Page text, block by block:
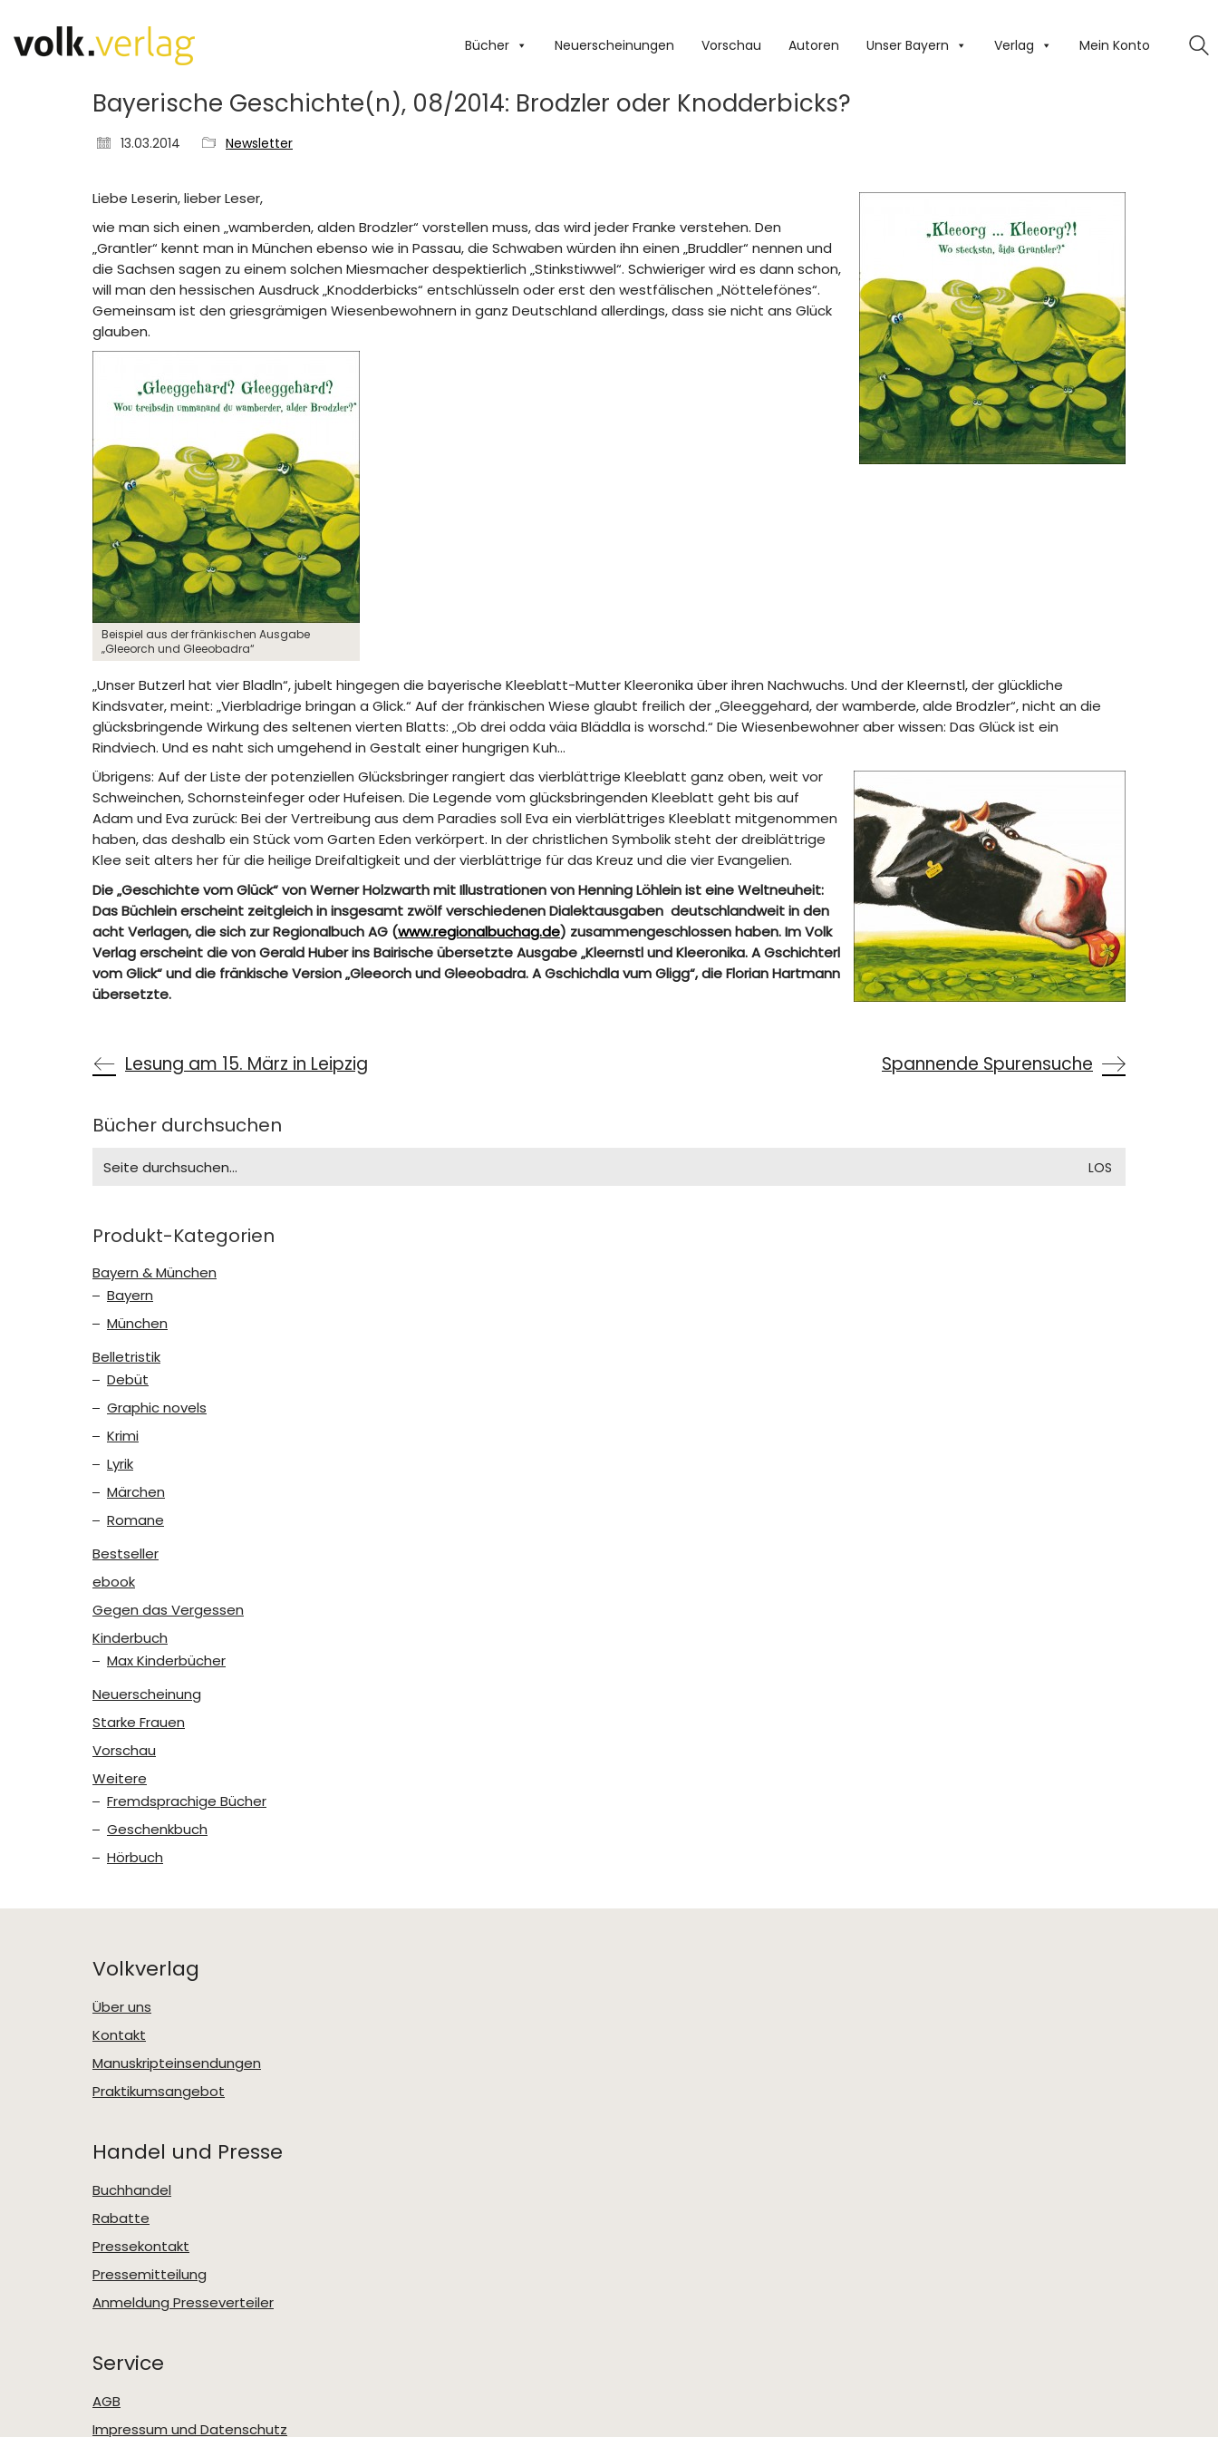
Bücher Neuerscheinungen Vorschau Autoren Unser Bayern Verlag Mein Konto
Bayerische Geschichte(n), 08/2014: Brodzler oder Knodderbicks?
13.03.2014 Newsletter
Liebe Leserin, lieber Leser,
wie man sich einen „wamberden, alden Brodzler“ vorstellen muss, das wird jeder Franke verstehen. Den
„Grantler“ kennt man in München ebenso wie in Passau, die Schwaben würden ihn einen „Bruddler“ nennen und
die Sachsen sagen zu einem solchen Miesmacher despektierlich „Stinkstiwwel“. Schwieriger wird es dann schon,
will man den hessischen Ausdruck „Knodderbicks“ entschlüsseln oder erst den westfälischen „Nöttelefönes“.
Gemeinsam ist den griesgrämigen Wiesenbewohnern in ganz Deutschland allerdings, dass sie nicht ans Glück
glauben.
Beispiel aus der fränkischen Ausgabe
„Gleeorch und Gleeobadra“
„Unser Butzerl hat vier Bladln“, jubelt hingegen die bayerische Kleeblatt-Mutter Kleeronika über ihren Nachwuchs. Und der Kleernstl, der glückliche
Kindsvater, meint: „Vierbladrige bringan a Glick.“ Auf der fränkischen Wiese glaubt freilich der „Gleeggehard, der wamberde, alde Brodzler“, nicht an die
glücksbringende Wirkung des seltenen vierten Blatts: „Ob drei odda väia Bläddla is worschd.“ Die Wiesenbewohner aber wissen: Das Glück ist ein
Rindviech. Und es naht sich umgehend in Gestalt einer hungrigen Kuh…
Übrigens: Auf der Liste der potenziellen Glücksbringer rangiert das vierblättrige Kleeblatt ganz oben, weit vor
Schweinchen, Schornsteinfeger oder Hufeisen. Die Legende vom glücksbringenden Kleeblatt geht bis auf
Adam und Eva zurück: Bei der Vertreibung aus dem Paradies soll Eva ein vierblättriges Kleeblatt mitgenommen
haben, das deshalb ein Stück vom Garten Eden verkörpert. In der christlichen Symbolik steht der dreiblättrige
Klee seit alters her für die heilige Dreifaltigkeit und der vierblättrige für das Kreuz und die vier Evangelien.
Die „Geschichte vom Glück“ von Werner Holzwarth mit Illustrationen von Henning Löhlein ist eine Weltneuheit:
Das Büchlein erscheint zeitgleich in insgesamt zwölf verschiedenen Dialektausgaben deutschlandweit in den
acht Verlagen, die sich zur Regionalbuch AG (www.regionalbuchag.de) zusammengeschlossen haben. Im Volk
Verlag erscheint die von Gerald Huber ins Bairische übersetzte Ausgabe „Kleernstl und Kleeronika. A Gschichterl
vom Glick“ und die fränkische Version „Gleeorch und Gleeobadra. A Gschichdla vum Gligg“, die Florian Hartmann
übersetzte.
Lesung am 15. März in Leipzig Spannende Spurensuche
Bücher durchsuchen
for:
Produkt-Kategorien
Bayern & München
Bayern
München
Belletristik
Debüt
Graphic novels
Krimi
Lyrik
Märchen
Romane
Bestseller
ebook
Gegen das Vergessen
Kinderbuch
Max Kinderbücher
Neuerscheinung
Starke Frauen
Vorschau
Weitere
Fremdsprachige Bücher
Geschenkbuch
Hörbuch
Volkverlag
Über uns
Kontakt
Manuskripteinsendungen
Praktikumsangebot
Handel und Presse
Buchhandel
Rabatte
Pressekontakt
Pressemitteilung
Anmeldung Presseverteiler
Service
AGB
Impressum und Datenschutz